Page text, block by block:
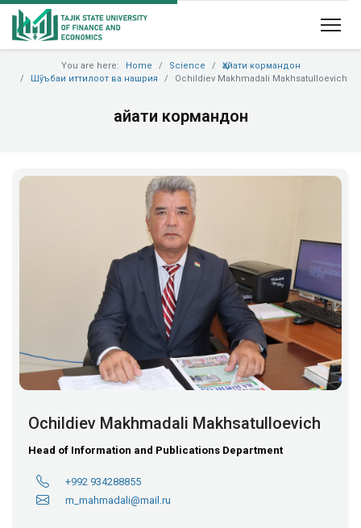
You are here: Home Science
Ҳайати кормандон
Шӯъбаи иттилоот ва нашрия
Ochildiev Makhmadali Makhsatulloevich
Ҳайати кормандон
Ochildiev Makhmadali Makhsatulloevich
Head of Information and Publications Department
+992 934288855
m_mahmadali@mail.ru